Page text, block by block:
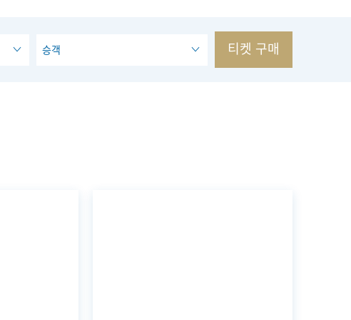
승객 티켓 구매